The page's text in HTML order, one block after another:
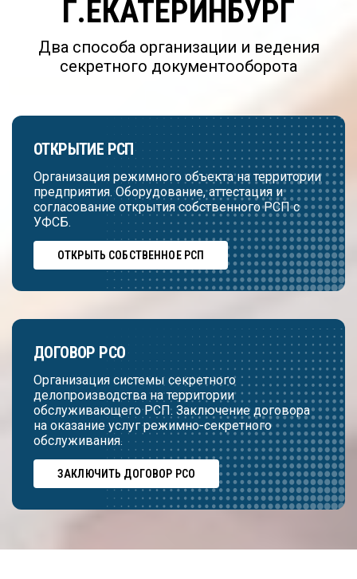
Г.ЕКАТЕРИНБУРГ
Два способа организации и ведения
секретного документооборота
ОТКРЫТИЕ РСП
Организация режимного объекта на территории
предприятия. Оборудование, аттестация и
согласование открытия собственного РСП с
УФСБ.
ОТКРЫТЬ СОБСТВЕННОЕ РСП
ДОГОВОР РСО
Организация системы секретного
делопроизводства на территории
обслуживающего РСП. Заключение договора
на оказание услуг режимно-секретного
обслуживания.
ЗАКЛЮЧИТЬ ДОГОВОР РСО